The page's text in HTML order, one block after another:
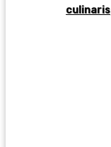
culinaris